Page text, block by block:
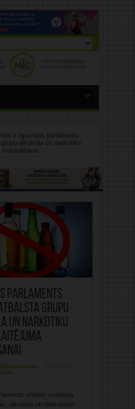
»
Igaunijas parlaments
alkohola un narkotiku
parlaments
grupu
un narkotiku
Administrācija
otrdien izveidoja
alkohola un narkotisko